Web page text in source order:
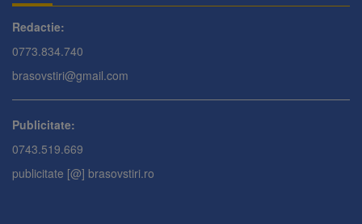
Redactie:
0773.834.740
brasovstiri@gmail.com
Publicitate:
0743.519.669
publicitate [@] brasovstiri.ro